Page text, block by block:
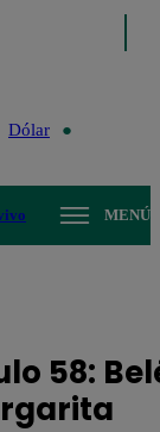
Dólar
MENÚ
58: